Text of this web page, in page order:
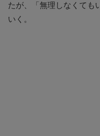
たが、「無理しなくても
いく。